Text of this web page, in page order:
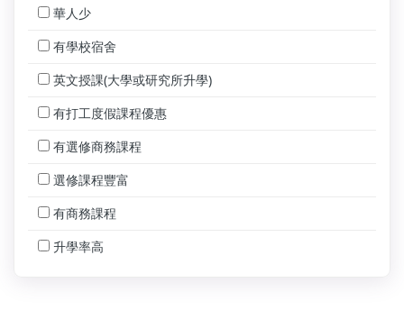
華人少
有學校宿舍
英文授課(大學或研究所升學)
有打工度假課程優惠
有選修商務課程
選修課程豐富
有商務課程
升學率高